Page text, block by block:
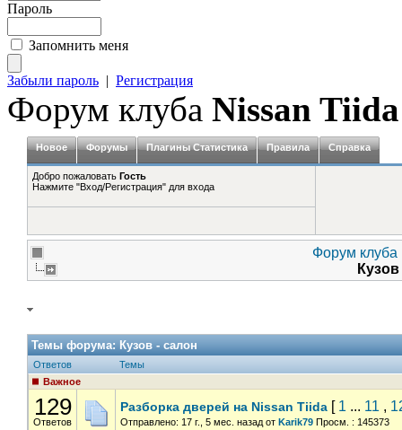
Пароль
Запомнить меня
Забыли пароль | Регистрация
Форум клуба Nissan Tiida
Новое Форумы Плагины Статистика Правила Справка
Добро пожаловать Гость
Нажмите "Вход/Регистрация" для входа
Форум клуба
Темы форума:Кузов - салон
Ответов
Темы
Важное
129
Ответов
Разборка дверей на Nissan Tiida [ 1 ... 11 ,
Отправлено: 17 г., 5 мес. назад от Karik79 Просм. : 145373